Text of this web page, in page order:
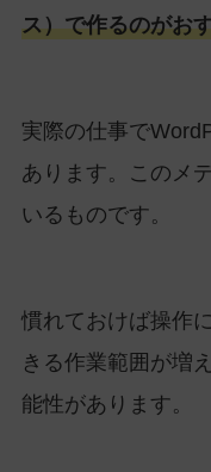
ス）で作るのがお
実際の仕事で
あります。このメ
いるものです。
慣れておけば操作
きる作業範囲が増
能性があります。